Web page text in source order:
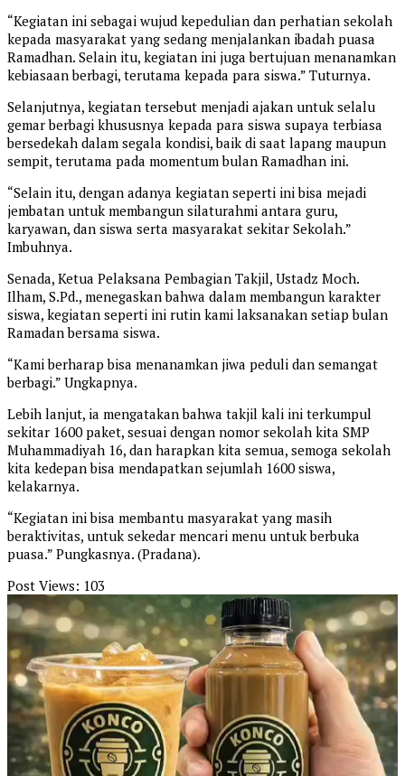
“Kegiatan ini sebagai wujud kepedulian dan perhatian sekolah
kepada masyarakat yang sedang menjalankan ibadah puasa
Ramadhan. Selain itu, kegiatan ini juga bertujuan menanamkan
kebiasaan berbagi, terutama kepada para siswa.” Tuturnya.
Selanjutnya, kegiatan tersebut menjadi ajakan untuk selalu
gemar berbagi khususnya kepada para siswa supaya terbiasa
bersedekah dalam segala kondisi, baik di saat lapang maupun
sempit, terutama pada momentum bulan Ramadhan ini.
“Selain itu, dengan adanya kegiatan seperti ini bisa mejadi
jembatan untuk membangun silaturahmi antara guru,
karyawan, dan siswa serta masyarakat sekitar Sekolah.”
Imbuhnya.
Senada, Ketua Pelaksana Pembagian Takjil, Ustadz Moch.
Ilham, S.Pd., menegaskan bahwa dalam membangun karakter
siswa, kegiatan seperti ini rutin kami laksanakan setiap bulan
Ramadan bersama siswa.
“Kami berharap bisa menanamkan jiwa peduli dan semangat
berbagi.” Ungkapnya.
Lebih lanjut, ia mengatakan bahwa takjil kali ini terkumpul
sekitar 1600 paket, sesuai dengan nomor sekolah kita SMP
Muhammadiyah 16, dan harapkan kita semua, semoga sekolah
kita kedepan bisa mendapatkan sejumlah 1600 siswa,
kelakarnya.
“Kegiatan ini bisa membantu masyarakat yang masih
beraktivitas, untuk sekedar mencari menu untuk berbuka
puasa.” Pungkasnya. (Pradana).
Post Views: 103